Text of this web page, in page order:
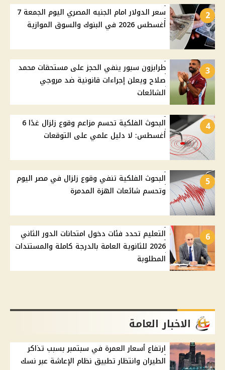
2
سعر الدولار امام الجنيه المصري اليوم الجمعة 7
أغسطس 2026 في البنوك والسوق الموازية
3
طرابزون سبور ينفي الحجز على مستحقات محمد
صلاح ويعلن إجراءات قانونية ضد مروجي
الشائعات
4
البحوث الفلكية تحسم مزاعم وقوع زلزال غدًا 6
أغسطس: لا دليل علمي على التوقعات
5
البحوث الفلكية تنفي وقوع زلزال في مصر اليوم
وتحسم شائعات الهزة المدمرة
6
التعليم تحدد فئات دخول امتحانات الدور الثاني
2026 للثانوية العامة بالدرجة كاملة والمستندات
المطلوبة
الاخبار العامة
ارتفاع أسعار العمرة في سبتمبر بسبب تذاكر
الطيران وانتظار تطبيق نظام الإعاشة عبر نسك